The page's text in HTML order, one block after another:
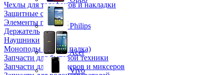
Чехлы для телефонов и накладки
Защитные стекла
Элементы питания
Держатель
Наушники
Моноподы (Селфи палка)
Запчасти для бытовой техники
Запчасти для блендеров и миксеров
Philips
Acer
Vivo